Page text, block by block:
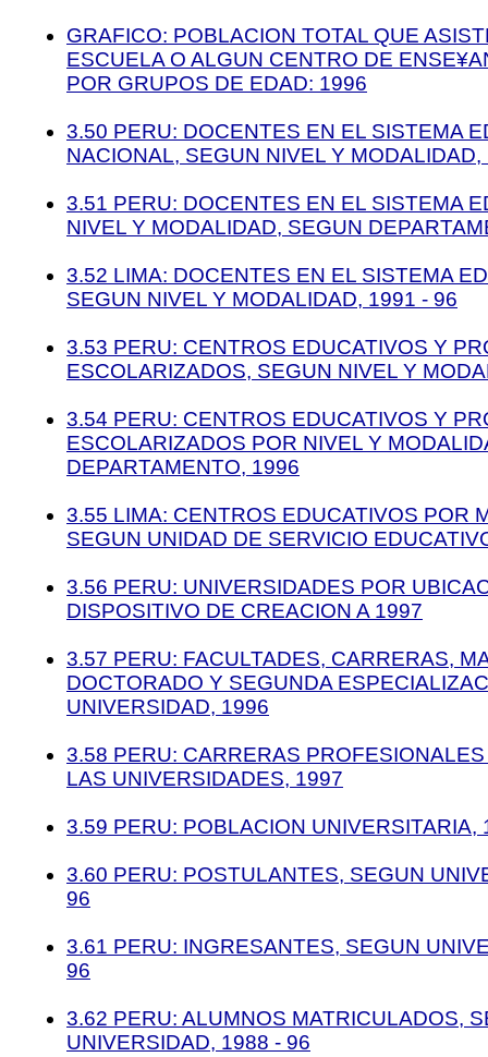
GRAFICO: POBLACION TOTAL QUE
ESCUELA O ALGUN CENTRO DE
POR GRUPOS DE EDAD: 1996
3.50 PERU: DOCENTES EN EL SISTEMA
NACIONAL, SEGUN NIVEL Y MODALIDAD,
3.51 PERU: DOCENTES EN EL SISTEMA
NIVEL Y MODALIDAD, SEGUN
3.52 LIMA: DOCENTES EN EL SISTEMA
SEGUN NIVEL Y MODALIDAD, 1991 - 96
3.53 PERU: CENTROS EDUCATIVOS Y
ESCOLARIZADOS, SEGUN NIVEL Y
3.54 PERU: CENTROS EDUCATIVOS Y
ESCOLARIZADOS POR NIVEL Y
DEPARTAMENTO, 1996
3.55 LIMA: CENTROS EDUCATIVOS POR
SEGUN UNIDAD DE SERVICIO
3.56 PERU: UNIVERSIDADES POR
DISPOSITIVO DE CREACION A 1997
3.57 PERU: FACULTADES, CARRERAS,
DOCTORADO Y SEGUNDA
UNIVERSIDAD, 1996
3.58 PERU: CARRERAS
LAS UNIVERSIDADES, 1997
3.59 PERU: POBLACION UNIVERSITARIA,
3.60 PERU: POSTULANTES, SEGUN
96
3.61 PERU: INGRESANTES, SEGUN
96
3.62 PERU: ALUMNOS MATRICULADOS,
UNIVERSIDAD, 1988 - 96